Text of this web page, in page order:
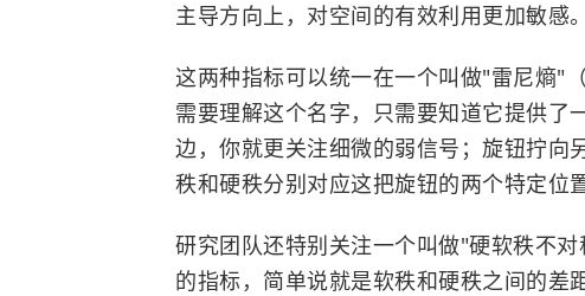
主导方向上，对空间的有效利用更加敏感。
这两种指标可以统一在一个叫做"雷尼熵
需要理解这个名字，只需要知道它提供了
边，你就更关注细微的弱信号；旋钮拧向
秩和硬秩分别对应这把旋钮的两个特定位置
研究团队还特别关注一个叫做"硬软秩不
的指标，简单说就是软秩和硬秩之间的差